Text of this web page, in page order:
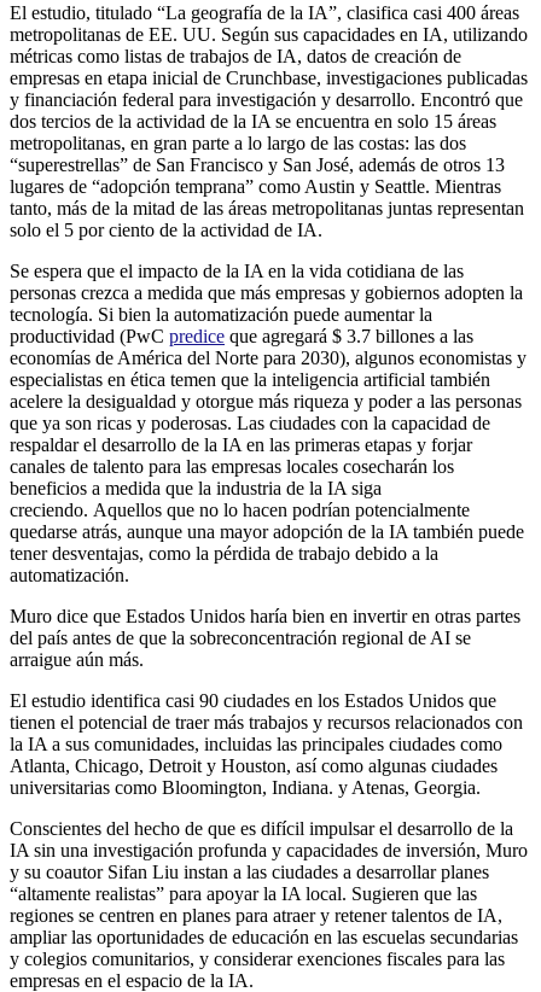
El estudio, titulado “La geografía de la IA”, clasifica casi 400 áreas
metropolitanas de EE. UU. Según sus capacidades en IA, utilizando
métricas como listas de trabajos de IA, datos de creación de
empresas en etapa inicial de Crunchbase, investigaciones publicadas
y financiación federal para investigación y desarrollo. Encontró que
dos tercios de la actividad de la IA se encuentra en solo 15 áreas
metropolitanas, en gran parte a lo largo de las costas: las dos
“superestrellas” de San Francisco y San José, además de otros 13
lugares de “adopción temprana” como Austin y Seattle. Mientras
tanto, más de la mitad de las áreas metropolitanas juntas representan
solo el 5 por ciento de la actividad de IA.
Se espera que el impacto de la IA en la vida cotidiana de las
personas crezca a medida que más empresas y gobiernos adopten la
tecnología. Si bien la automatización puede aumentar la
productividad (PwC predice que agregará $ 3.7 billones a las
economías de América del Norte para 2030), algunos economistas y
especialistas en ética temen que la inteligencia artificial también
acelere la desigualdad y otorgue más riqueza y poder a las personas
que ya son ricas y poderosas. Las ciudades con la capacidad de
respaldar el desarrollo de la IA en las primeras etapas y forjar
canales de talento para las empresas locales cosecharán los
beneficios a medida que la industria de la IA siga
creciendo. Aquellos que no lo hacen podrían potencialmente
quedarse atrás, aunque una mayor adopción de la IA también puede
tener desventajas, como la pérdida de trabajo debido a la
automatización.
Muro dice que Estados Unidos haría bien en invertir en otras partes
del país antes de que la sobreconcentración regional de AI se
arraigue aún más.
El estudio identifica casi 90 ciudades en los Estados Unidos que
tienen el potencial de traer más trabajos y recursos relacionados con
la IA a sus comunidades, incluidas las principales ciudades como
Atlanta, Chicago, Detroit y Houston, así como algunas ciudades
universitarias como Bloomington, Indiana. y Atenas, Georgia.
Conscientes del hecho de que es difícil impulsar el desarrollo de la
IA sin una investigación profunda y capacidades de inversión, Muro
y su coautor Sifan Liu instan a las ciudades a desarrollar planes
“altamente realistas” para apoyar la IA local. Sugieren que las
regiones se centren en planes para atraer y retener talentos de IA,
ampliar las oportunidades de educación en las escuelas secundarias
y colegios comunitarios, y considerar exenciones fiscales para las
empresas en el espacio de la IA.